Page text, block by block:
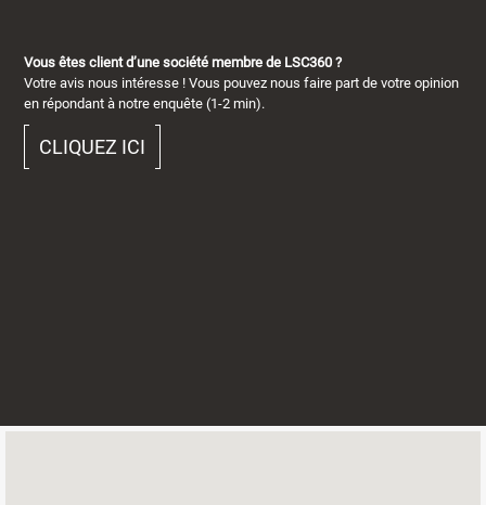
Vous êtes client d’une société membre de LSC360 ?
Votre avis nous intéresse ! Vous pouvez nous faire part de votre opinion
en répondant à notre enquête (1-2 min).
CLIQUEZ ICI